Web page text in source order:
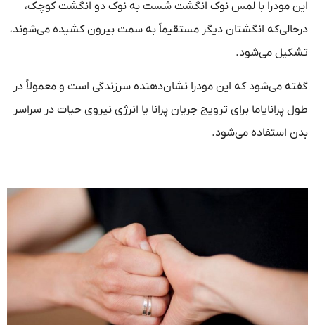
این مودرا با لمس نوک انگشت شست به نوک دو انگشت کوچک،
درحالی‌که انگشتان دیگر مستقیماً به سمت بیرون کشیده می‌شوند،
تشکیل می‌شود.
گفته می‌شود که این مودرا نشان‌دهنده سرزندگی است و معمولاً در
طول پرانایاما برای ترویج جریان پرانا یا انرژی نیروی حیات در سراسر
بدن استفاده می‌شود.